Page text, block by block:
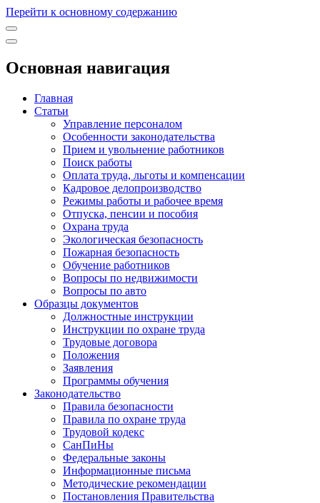
Перейти к основному содержанию
Основная навигация
Главная
Статьи
Управление персоналом
Особенности законодательства
Прием и увольнение работников
Поиск работы
Оплата труда, льготы и компенсации
Кадровое делопроизводство
Режимы работы и рабочее время
Отпуска, пенсии и пособия
Охрана труда
Экологическая безопасность
Пожарная безопасность
Обучение работников
Вопросы по недвижимости
Вопросы по авто
Образцы документов
Должностные инструкции
Инструкции по охране труда
Трудовые договора
Положения
Заявления
Программы обучения
Законодательство
Правила безопасности
Правила по охране труда
Трудовой кодекс
СанПиНы
Федеральные законы
Информационные письма
Методические рекомендации
Постановления Правительства